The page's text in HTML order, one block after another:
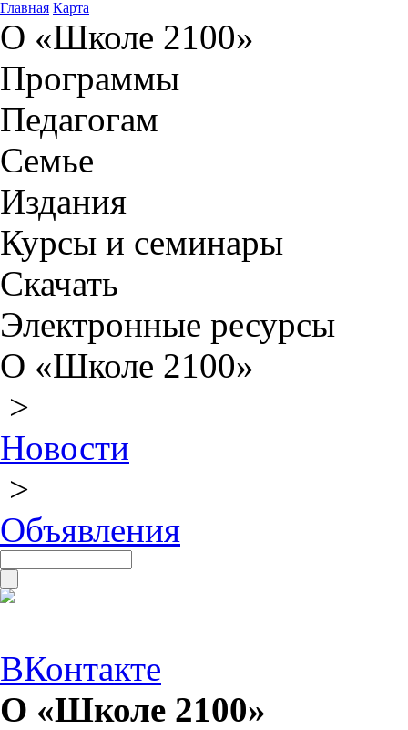
Главная Карта
О «Школе 2100»
Программы
Педагогам
Семье
Издания
Курсы и семинары
Скачать
Электронные ресурсы
О «Школе 2100»
>
Новости
>
Объявления
ВКонтакте
О «Школе 2100»